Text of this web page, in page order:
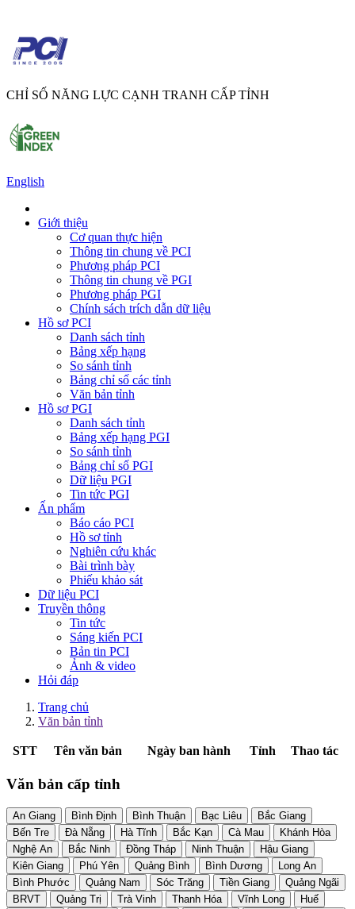
CHỈ SỐ NĂNG LỰC CẠNH TRANH CẤP TỈNH
English
Giới thiệu
Cơ quan thực hiện
Thông tin chung về PCI
Phương pháp PCI
Thông tin chung về PGI
Phương pháp PGI
Chính sách trích dẫn dữ liệu
Hồ sơ PCI
Danh sách tỉnh
Bảng xếp hạng
So sánh tỉnh
Bảng chỉ số các tỉnh
Văn bản tỉnh
Hồ sơ PGI
Danh sách tỉnh
Bảng xếp hạng PGI
So sánh tỉnh
Bảng chỉ số PGI
Dữ liệu PGI
Tin tức PGI
Ấn phẩm
Báo cáo PCI
Hồ sơ tỉnh
Nghiên cứu khác
Bài trình bày
Phiếu khảo sát
Dữ liệu PCI
Truyền thông
Tin tức
Sáng kiến PCI
Bản tin PCI
Ảnh & video
Hỏi đáp
Trang chủ
Văn bản tỉnh
STT Tên văn bản Ngày ban hành Tỉnh Thao tác
Văn bản cấp tỉnh
An Giang Bình Định Bình Thuận Bạc Liêu
Bắc Giang
Bến Tre
Đà Nẵng Hà Tĩnh Bắc Kạn Cà Mau
Khánh Hòa
Nghệ An
Bắc Ninh Đồng Tháp Ninh Thuận
Hậu Giang
Kiên Giang
Phú Yên Quảng Bình Bình Dương
Long An
Bình Phước
Quảng Nam Sóc Trăng Tiền Giang
Quảng Ngãi
BRVT
Quảng Trị Trà Vinh Thanh Hóa Vĩnh Long
Huế